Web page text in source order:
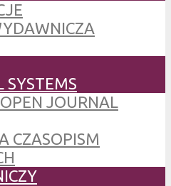
SYSTEMS
JOURNAL
CZASOPISM